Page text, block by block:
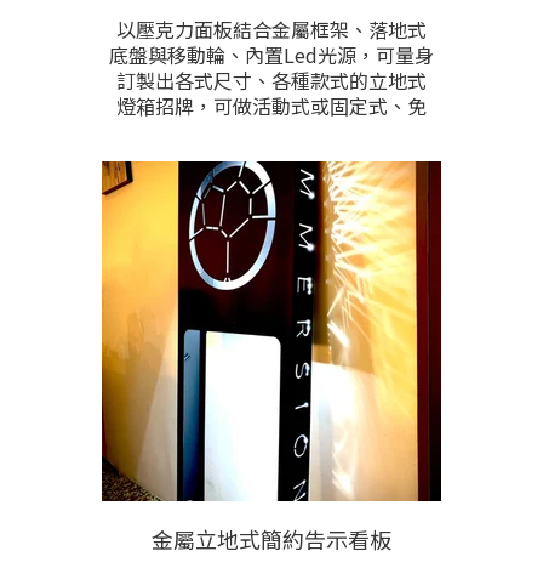
以壓克力面板結合金屬框架、落地式
底盤與移動輪、內置Led光源，可量身
訂製出各式尺寸、各種款式的立地式
燈箱招牌，可做活動式或固定式、免
做工細緻，全防水、亦適用於全戶
外。
面板除了有復古型豆腐角凸型立體面
板外，也可以是平面滿板的作法。尺
寸、做工樣式、顏色、內容排版皆能
根據需求訂做。歡迎提供製作尺寸、
樣式，與現場照片洽詢。
金屬立地式簡約告示看板